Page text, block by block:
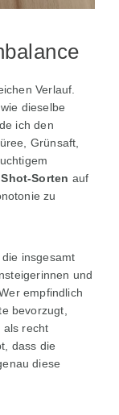
Verlauf.
dieselbe
ich den
Grünsaft,
Sorten auf
zu
insgesamt
und
empfindlich
bevorzugt,
als recht
dass die
diese